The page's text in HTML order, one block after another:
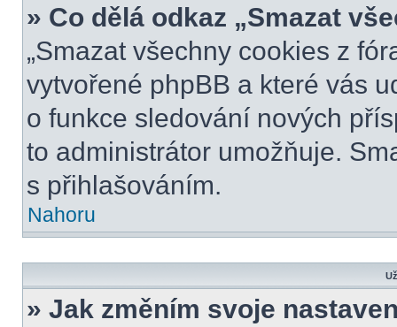
» Co dělá odkaz „Smazat
„Smazat všechny cookies z
vytvořené phpBB a které vás
o funkce sledování nových
to administrátor umožňuje.
s přihlašováním.
Nahoru
» Jak změním svoje